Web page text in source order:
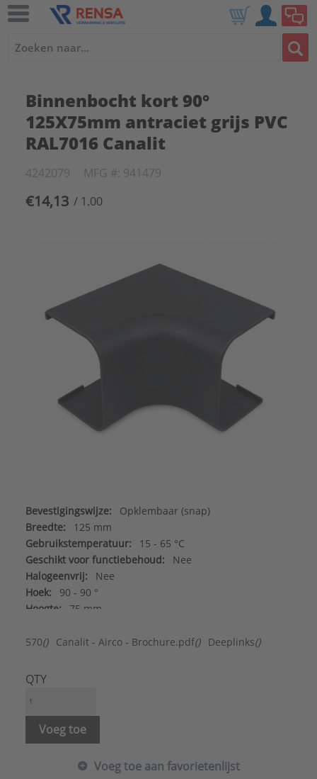
Binnenbocht kort 90°
125X75mm antraciet grijs PVC
RAL7016 Canalit
4242079 MFG #: 941479
€14,13 / 1.00
Bevestigingswijze:
Opklembaar (snap)
Breedte:
125 mm
Gebruikstemperatuur:
15 - 65 °C
Geschikt voor functiebehoud:
Nee
Halogeenvrij:
Nee
Hoek:
90 - 90 °
Hoogte:
75 mm
Materiaal: Kunststof
Merk:
Met beschermfolie:
Model:
Oppervlaktebescherming:
RAL-nummer:
Leidingkanaal airco hulpstuk
570() Canalit - Airco - Brochure.pdf() Deeplinks()
QTY
Voeg toe
Voeg toe aan favorietenlijst